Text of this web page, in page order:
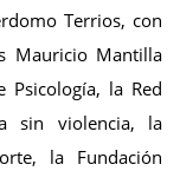
Terrios, con
Mauricio Mantilla
Psicología, la Red
sin violencia, la
la Fundación